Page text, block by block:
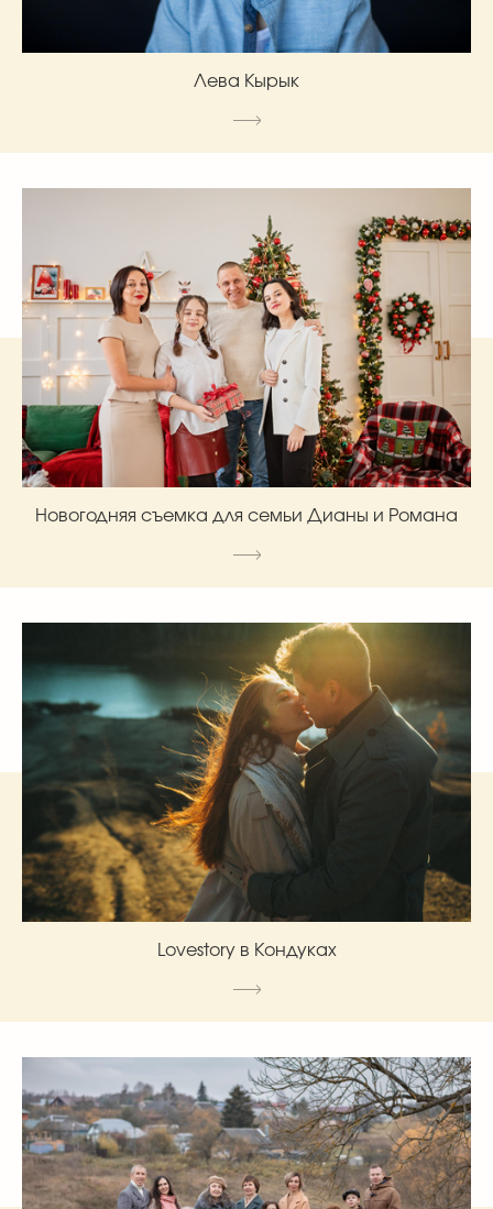
Лева Кырык
Новогодняя съемка для семьи Дианы и Романа
Lovestory в Кондуках